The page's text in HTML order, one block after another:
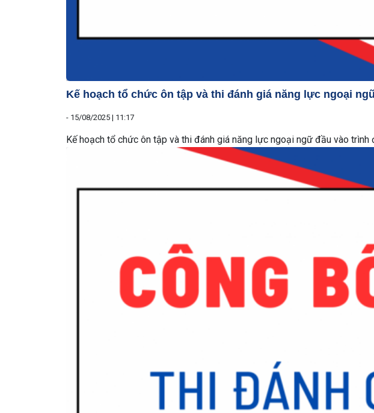
Kế hoạch tổ chức ôn tập và thi đánh giá năng lực ngoại
- 15/08/2025 | 11:17
Kế hoạch tổ chức ôn tập và thi đánh giá năng lực ngoại ngữ đầu vào